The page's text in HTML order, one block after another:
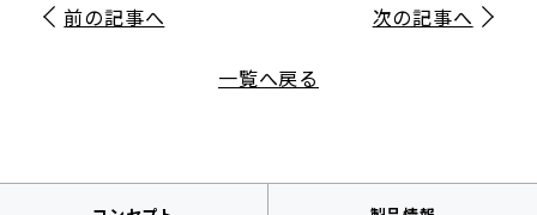
前の記事へ
一覧へ戻る
次の記事へ